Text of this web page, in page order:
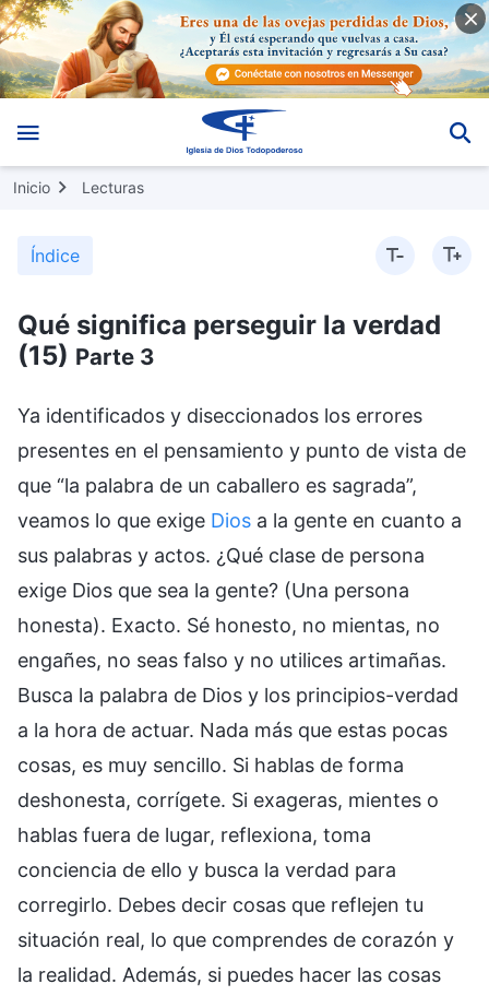
Inicio Lecturas
Índice
Qué significa perseguir la verdad
(15) Parte 3
Ya identificados y diseccionados los errores
presentes en el pensamiento y punto de vista de
que “la palabra de un caballero es sagrada”,
veamos lo que exige Dios a la gente en cuanto a
sus palabras y actos. ¿Qué clase de persona
exige Dios que sea la gente? (Una persona
honesta). Exacto. Sé honesto, no mientas, no
engañes, no seas falso y no utilices artimañas.
Busca la palabra de Dios y los principios-verdad
a la hora de actuar. Nada más que estas pocas
cosas, es muy sencillo. Si hablas de forma
deshonesta, corrígete. Si exageras, mientes o
hablas fuera de lugar, reflexiona, toma
conciencia de ello y busca la verdad para
corregirlo. Debes decir cosas que reflejen tu
situación real, lo que comprendes de corazón y
la realidad. Además, si puedes hacer las cosas